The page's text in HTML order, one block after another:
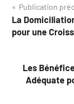
de
Publication
La
pour une
Les
Adéquate